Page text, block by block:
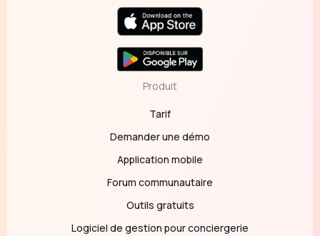
Produit
Tarif
Demander une démo
Application mobile
Forum communautaire
Outils gratuits
Logiciel de gestion pour conciergerie